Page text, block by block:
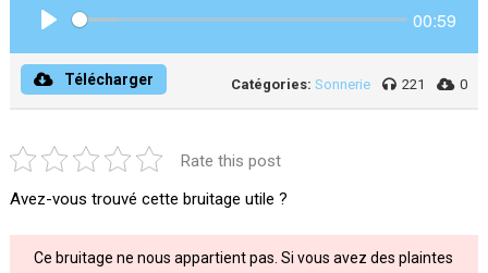
00:59
Télécharger Catégories: Sonnerie 221 0
Rate this post
Avez-vous trouvé cette bruitage utile ?
Ce bruitage ne nous appartient pas. Si vous avez des plaintes